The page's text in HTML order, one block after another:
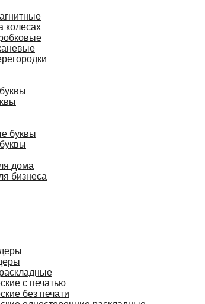
колесах
буквы
дома
бизнеса
с печатью
без печати